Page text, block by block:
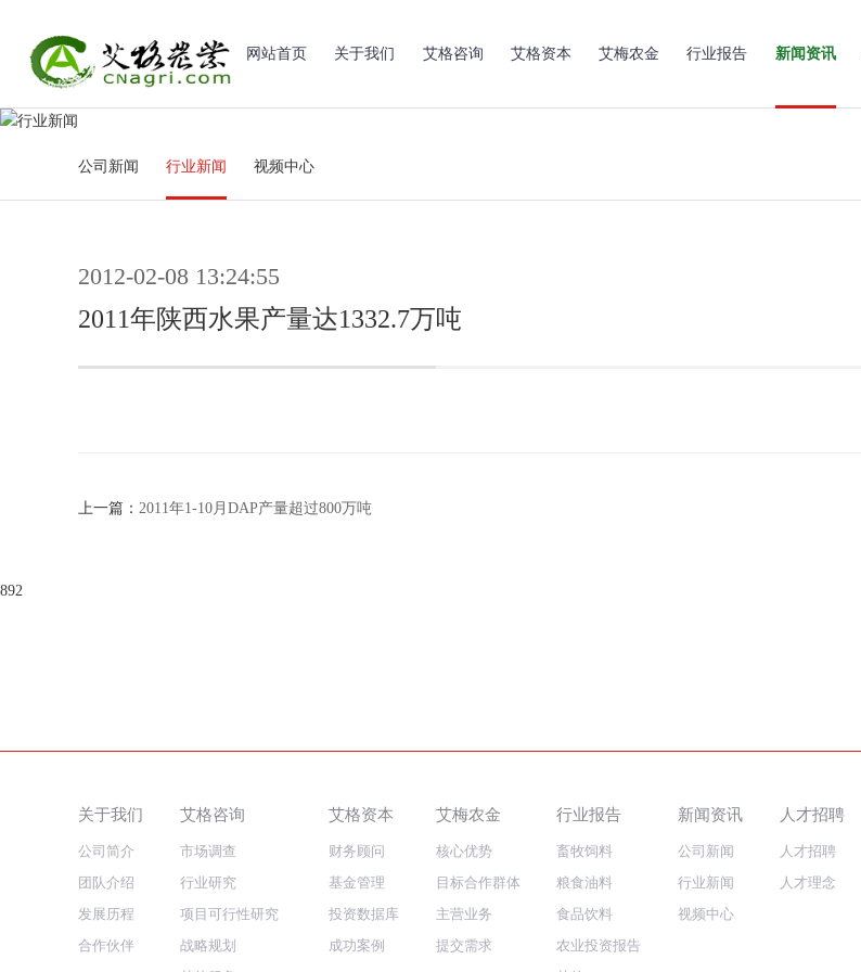
网站首页 关于我们 艾格咨询 艾格资本 艾梅农金 行业报告 新闻资讯
公司新闻 行业新闻 视频中心
2012-02-08 13:24:55
2011年陕西水果产量达1332.7万吨
上一篇： 2011年1-10月DAP产量超过800万吨
关于我们
公司简介
团队介绍
发展历程
合作伙伴
艾格咨询
市场调查
行业研究
项目可行性研究
战略规划
艾格资本
财务顾问
基金管理
投资数据库
成功案例
艾梅农金
核心优势
目标合作群体
主营业务
提交需求
行业报告
畜牧饲料
粮食油料
食品饮料
农业投资报告
新闻资讯
公司新闻
行业新闻
视频中心
人才招聘
人才招聘
人才理念
892